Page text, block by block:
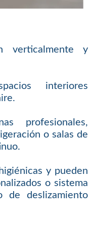
verticalmente y
interiores
profesionales,
o salas de
y pueden
o sistema
de deslizamiento